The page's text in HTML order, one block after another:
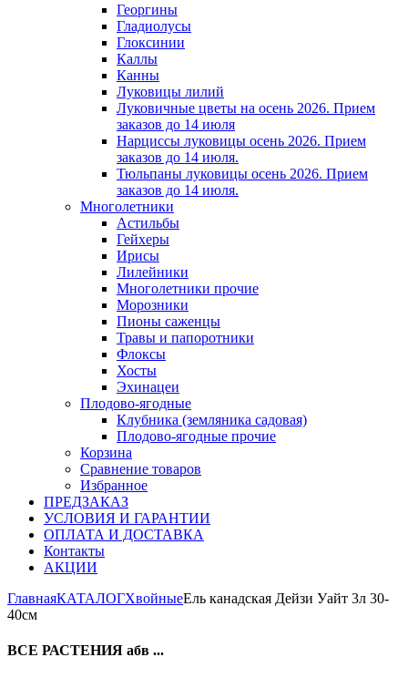
Георгины
Гладиолусы
Глоксинии
Каллы
Канны
Луковицы лилий
Луковичные цветы на осень 2026. Прием
заказов до 14 июля
Нарциссы луковицы осень 2026. Прием
заказов до 14 июля.
Тюльпаны луковицы осень 2026. Прием
заказов до 14 июля.
Многолетники
Астильбы
Гейхеры
Ирисы
Лилейники
Многолетники прочие
Морозники
Пионы саженцы
Травы и папоротники
Флоксы
Хосты
Эхинацеи
Плодово-ягодные
Клубника (земляника садовая)
Плодово-ягодные прочие
Корзина
Сравнение товаров
Избранное
ПРЕДЗАКАЗ
УСЛОВИЯ И ГАРАНТИИ
ОПЛАТА И ДОСТАВКА
Контакты
АКЦИИ
ГлавнаяКАТАЛОГХвойныеЕль канадская Дейзи Уайт 3л 30-
40см
ВСЕ РАСТЕНИЯ абв ...